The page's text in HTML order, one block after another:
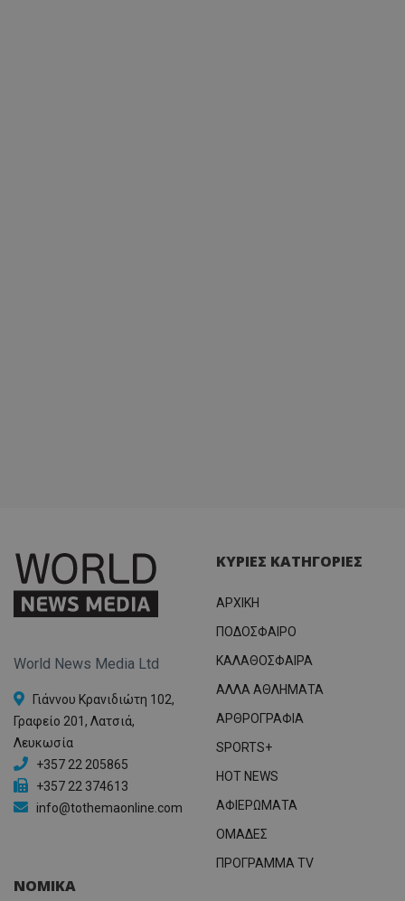
World News Media Ltd
Γιάννου Κρανιδιώτη 102,
Γραφείο 201, Λατσιά,
Λευκωσία
+357 22 205865
+357 22 374613
info@tothemaonline.com
ΚΥΡΙΕΣ ΚΑΤΗΓΟΡΙΕΣ
ΑΡΧΙΚΗ
ΠΟΔΟΣΦΑΙΡΟ
ΚΑΛΑΘΟΣΦΑΙΡΑ
ΑΛΛΑ ΑΘΛΗΜΑΤΑ
ΑΡΘΡΟΓΡΑΦΙΑ
SPORTS+
HOT NEWS
ΑΦΙΕΡΩΜΑΤΑ
ΟΜΑΔΕΣ
ΠΡΟΓΡΑΜΜΑ TV
ΝΟΜΙΚΑ